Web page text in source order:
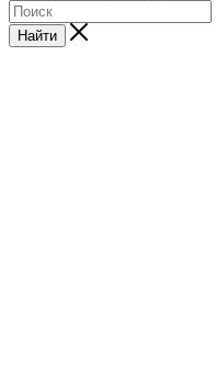
Найти